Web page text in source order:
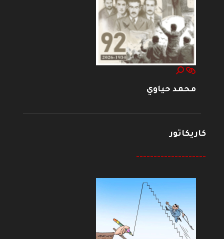
محمد حياوي
كاريكاتور
--------------------